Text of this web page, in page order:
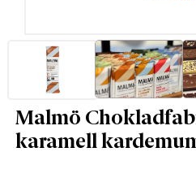
Malmö
karamell